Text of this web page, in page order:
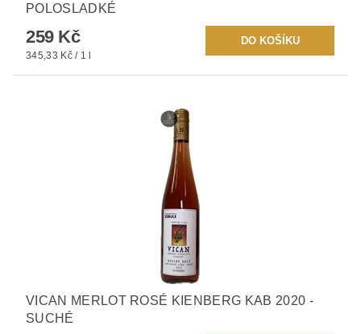
POLOSLADKÉ
259 Kč
345,33 Kč / 1 l
VICAN MERLOT ROSÉ KIENBERG KAB 2020 -
SUCHÉ